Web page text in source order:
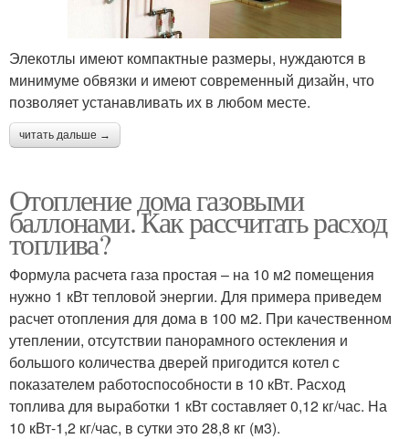
Элекотлы имеют компактные размеры, нуждаются в
минимуме обвязки и имеют современный дизайн, что
позволяет устанавливать их в любом месте.
читать дальше →
Отопление дома газовыми
баллонами. Как рассчитать расход
топлива?
Формула расчета газа простая – на 10 м2 помещения
нужно 1 кВт тепловой энергии. Для примера приведем
расчет отопления для дома в 100 м2. При качественном
утеплении, отсутствии панорамного остекления и
большого количества дверей пригодится котел с
показателем работоспособности в 10 кВт. Расход
топлива для выработки 1 кВт составляет 0,12 кг/час. На
10 кВт-1,2 кг/час, в сутки это 28,8 кг (м3).